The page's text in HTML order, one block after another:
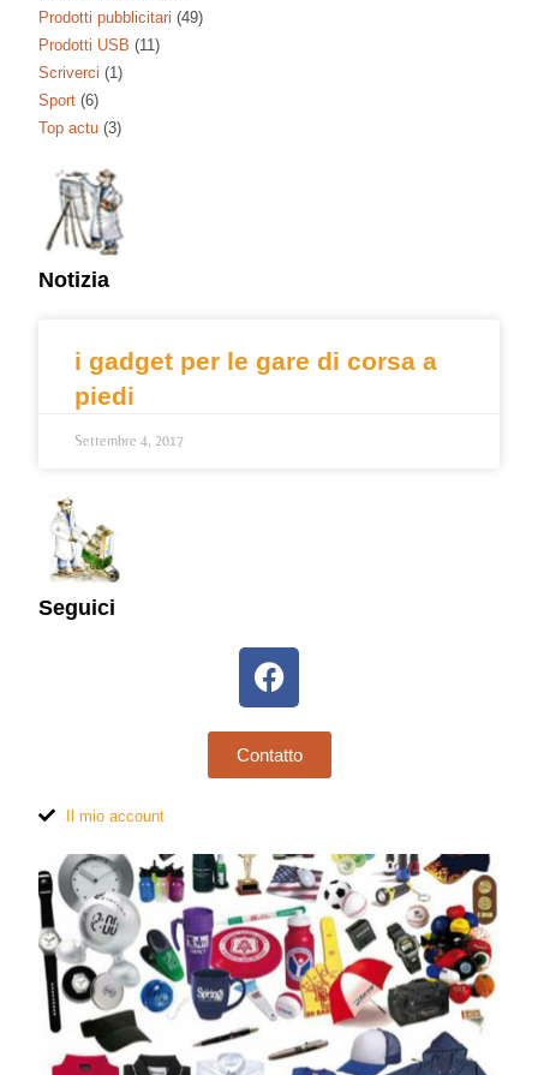
Prodotti pubblicitari (49)
Prodotti USB (11)
Scriverci (1)
Sport (6)
Top actu (3)
Notizia
i gadget per le gare di corsa a
piedi
Settembre 4, 2017
Seguici
Contatto
Il mio account